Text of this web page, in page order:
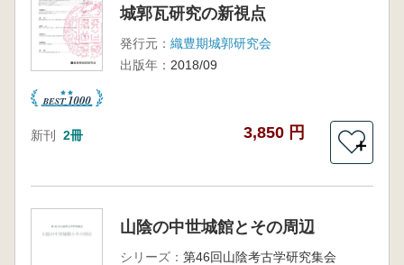
城郭瓦研究の新視点
発行元： 織豊期城郭研究会
出版年： 2018/09
新刊 2冊 3,850 円
＋
山陰の中世城館とその周辺
シリーズ： 第46回山陰考古学研究集会